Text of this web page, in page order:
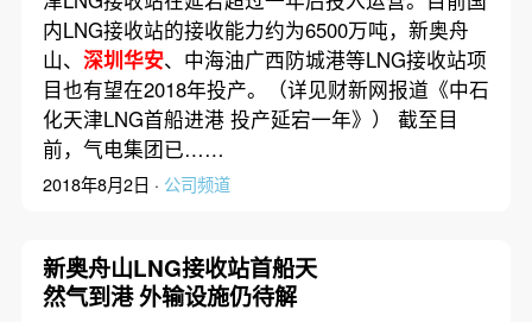
内LNG接收站的接收能力约为6500万吨，新奥舟
山、 深圳华安、中海油广西防城港等LNG接收站项
目也有望在2018年投产。（详见财新网报道《中石
化天津LNG首船进港 投产延宕一年》） 截至目
前，气电集团已……
2018年8月2日 · 公司频道
新奥舟山LNG接收站首船天
然气到港 外输设施仍待解